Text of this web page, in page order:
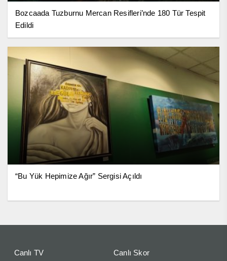
Bozcaada Tuzburnu Mercan Resifleri’nde 180 Tür Tespit
Edildi
“Bu Yük Hepimize Ağır” Sergisi Açıldı
Canlı TV Canlı Skor